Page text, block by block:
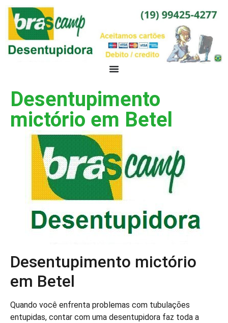
Desentupimento
mictório em Betel
Desentupimento mictório
em Betel
Quando você enfrenta problemas com tubulações
entupidas, contar com uma desentupidora faz toda a